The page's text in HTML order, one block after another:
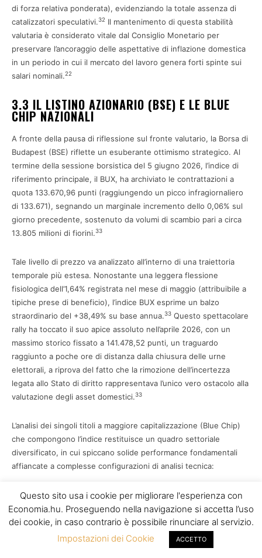
di forza relativa ponderata), evidenziando la totale assenza di
catalizzatori speculativi.32 Il mantenimento di questa stabilità
valutaria è considerato vitale dal Consiglio Monetario per
preservare l’ancoraggio delle aspettative di inflazione domestica
in un periodo in cui il mercato del lavoro genera forti spinte sui
salari nominali.22
3.3 IL LISTINO AZIONARIO (BSE) E LE BLUE
CHIP NAZIONALI
A fronte della pausa di riflessione sul fronte valutario, la Borsa di
Budapest (BSE) riflette un esuberante ottimismo strategico. Al
termine della sessione borsistica del 5 giugno 2026, l’indice di
riferimento principale, il BUX, ha archiviato le contrattazioni a
quota 133.670,96 punti (raggiungendo un picco infragiornaliero
di 133.671), segnando un marginale incremento dello 0,06% sul
giorno precedente, sostenuto da volumi di scambio pari a circa
13.805 milioni di fiorini.33
Tale livello di prezzo va analizzato all’interno di una traiettoria
temporale più estesa. Nonostante una leggera flessione
fisiologica dell’1,64% registrata nel mese di maggio (attribuibile a
tipiche prese di beneficio), l’indice BUX esprime un balzo
straordinario del +38,49% su base annua.33 Questo spettacolare
rally ha toccato il suo apice assoluto nell’aprile 2026, con un
massimo storico fissato a 141.478,52 punti, un traguardo
raggiunto a poche ore di distanza dalla chiusura delle urne
elettorali, a riprova del fatto che la rimozione dell’incertezza
legata allo Stato di diritto rappresentava l’unico vero ostacolo alla
valutazione degli asset domestici.33
L’analisi dei singoli titoli a maggiore capitalizzazione (Blue Chip)
che compongono l’indice restituisce un quadro settoriale
diversificato, in cui spiccano solide performance fondamentali
affiancate a complesse configurazioni di analisi tecnica:
OTP Bank (Finanza):Il settore bancario è il termometro della
fiducia nel ciclo economico ungherese. Il Gruppo OTP ha
inaugurato l’esercizio 2026 con bilanci eccezionali. Nel primo
trimestre, l’utile netto post-tasse si è attestato a 324 miliardi
di fiorini (equivalenti a circa 845 milioni di euro), evidenziando
Questo sito usa i cookie per migliorare l'esperienza con
Economia.hu. Proseguendo nella navigazione si accetta l’uso
dei cookie, in caso contrario è possibile rinunciare al servizio.
Impostazioni dei Cookie
ACCETTO